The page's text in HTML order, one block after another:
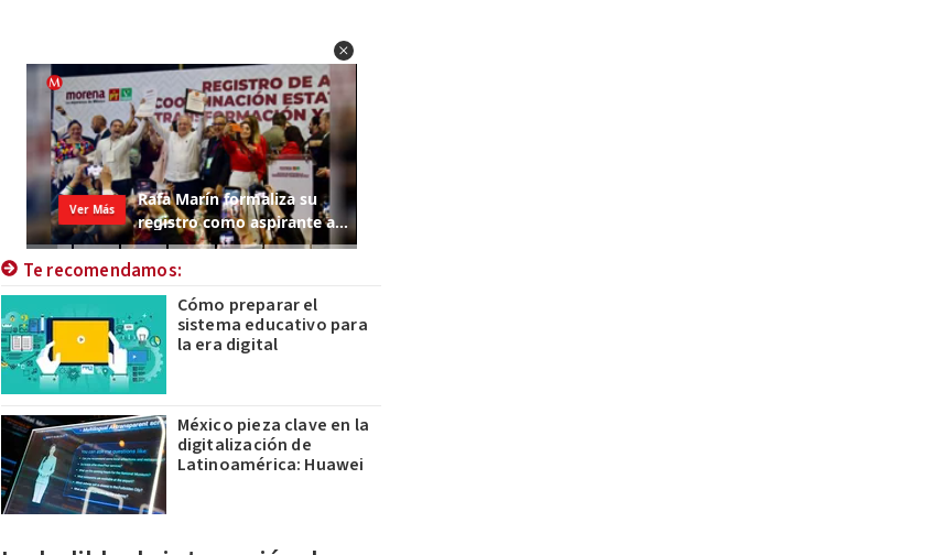
Te recomendamos:
Cómo preparar el
sistema educativo para
la era digital
México pieza clave en la
digitalización de
Latinoamérica: Huawei